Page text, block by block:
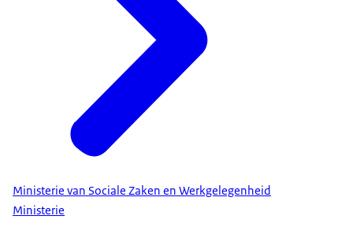
Ministerie van Sociale Zaken en Werkgelegenheid
Ministerie